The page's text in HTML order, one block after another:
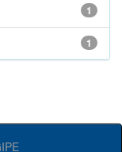
1
1